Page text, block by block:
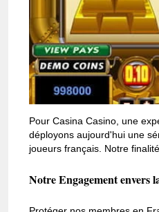
Pour Casina Casino, une
déployons aujourd'hui une
joueurs français. Notre
Notre Engagement envers